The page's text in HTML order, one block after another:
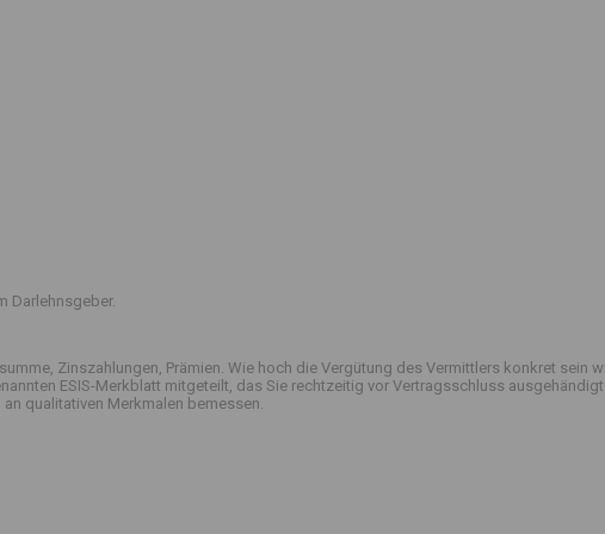
Darlehnsgeber.
Zinszahlungen, Prämien. Wie hoch die Vergütung des Vermittlers konkret sein
ESIS-Merkblatt mitgeteilt, das Sie rechtzeitig vor Vertragsschluss
qualitativen Merkmalen bemessen.